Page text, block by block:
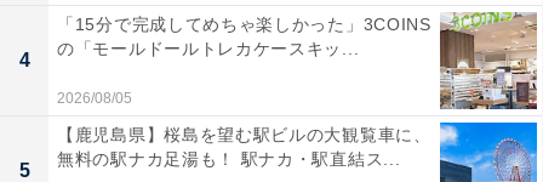
そのほかの注意点としてパナソニックは、泡立ちが多過
ぎる洗浄剤を使った場合、十分な効果が得られる前に途
中排水されることがあるとしています。また、泡が十分
に排水されなかった場合、その洗剤が次に洗う衣類に付
着してしまうこともあるとのことです。
4
「15分で完成してめちゃ楽しかった」3COINS
の「モールドールトレカケースキッ...
2026/08/05
5
【鹿児島県】桜島を望む駅ビルの大観覧車に、
無料の駅ナカ足湯も！ 駅ナカ・駅直結ス...